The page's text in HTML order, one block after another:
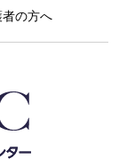
の方へ